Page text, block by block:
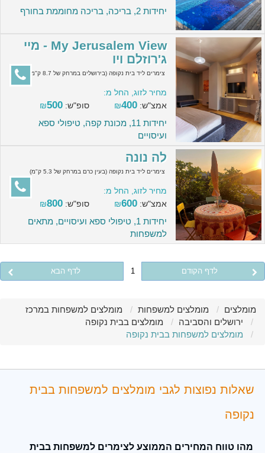
יחידות 2, בריכה, בריכה מחוממת בחורף
My Jerusalem View - מיי
ג'רוזלם ויו
צימרים ליד בית נקופה (בירושלים במרחק של 8.7 ק"מ)
מחיר לזוג, החל מ:
אמצ"ש:
₪400 סופ"ש: ₪500
יחידות 11, מכונת קפה, טיפולי ספא
ועיסויים
לה נונה
צימרים ליד בית נקופה (בעין כרם במרחק של 5.3 ק"מ)
מחיר לזוג, החל מ:
אמצ"ש:
₪600 סופ"ש: ₪800
יחידות 1, טיפולי ספא ועיסויים, מתאים
למשפחות
לדף הקודם 1 לדף הבא
מומלצים מומלצים למשפחות
מומלצים למשפחות במרכז
ירושלים והסביבה
מומלצים בבית נקופה
מומלצים למשפחות בבית נקופה
שאלות נפוצות לגבי מומלצים למשפחות בבית
נקופה
מהו טווח המחירים הממוצע לצימרים למשפחות בבית